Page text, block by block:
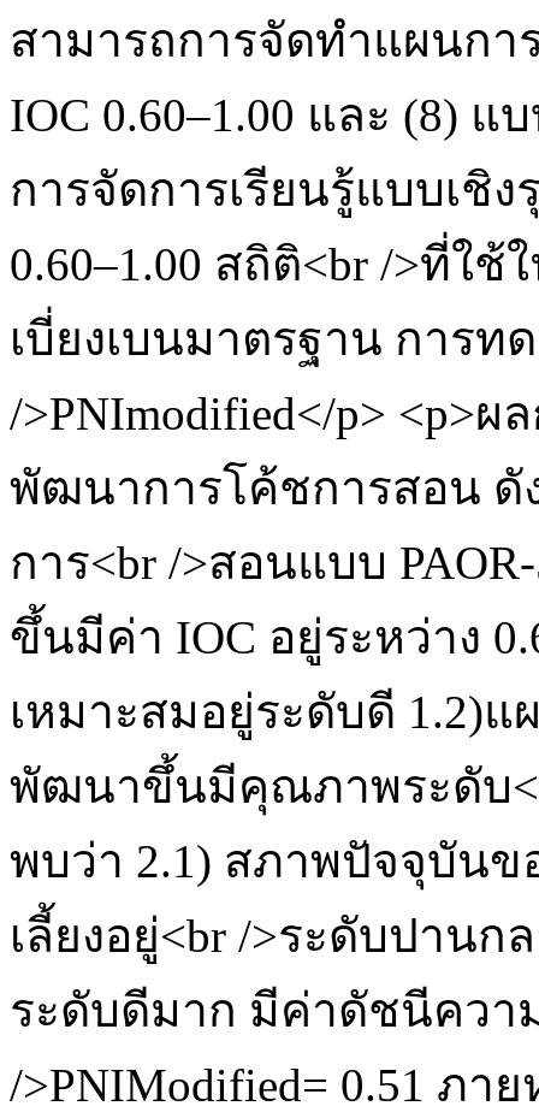
สามารถการจัดทำแผนกา
IOC 0.60–1.00 และ (8)
การจัดการเรียนรู้แบบเชิ
0.60–1.00 สถิติ<br />ที่ใ
เบี่ยงเบนมาตรฐาน การ
/>PNImodified</p> <p>
พัฒนาการโค้ชการสอน ดั
การ<br />สอนแบบ
ขึ้นมีค่า IOC อยู่ระหว่าง
เหมาะสมอยู่ระดับดี 1.2)
พัฒนาขึ้นมีคุณภาพระดับ
พบว่า 2.1) สภาพปัจจุบัน
เลี้ยงอยู่<br />ระดับปาน
ระดับดีมาก มีค่าดัชนีควา
/>PNIModified= 0.51 ภา